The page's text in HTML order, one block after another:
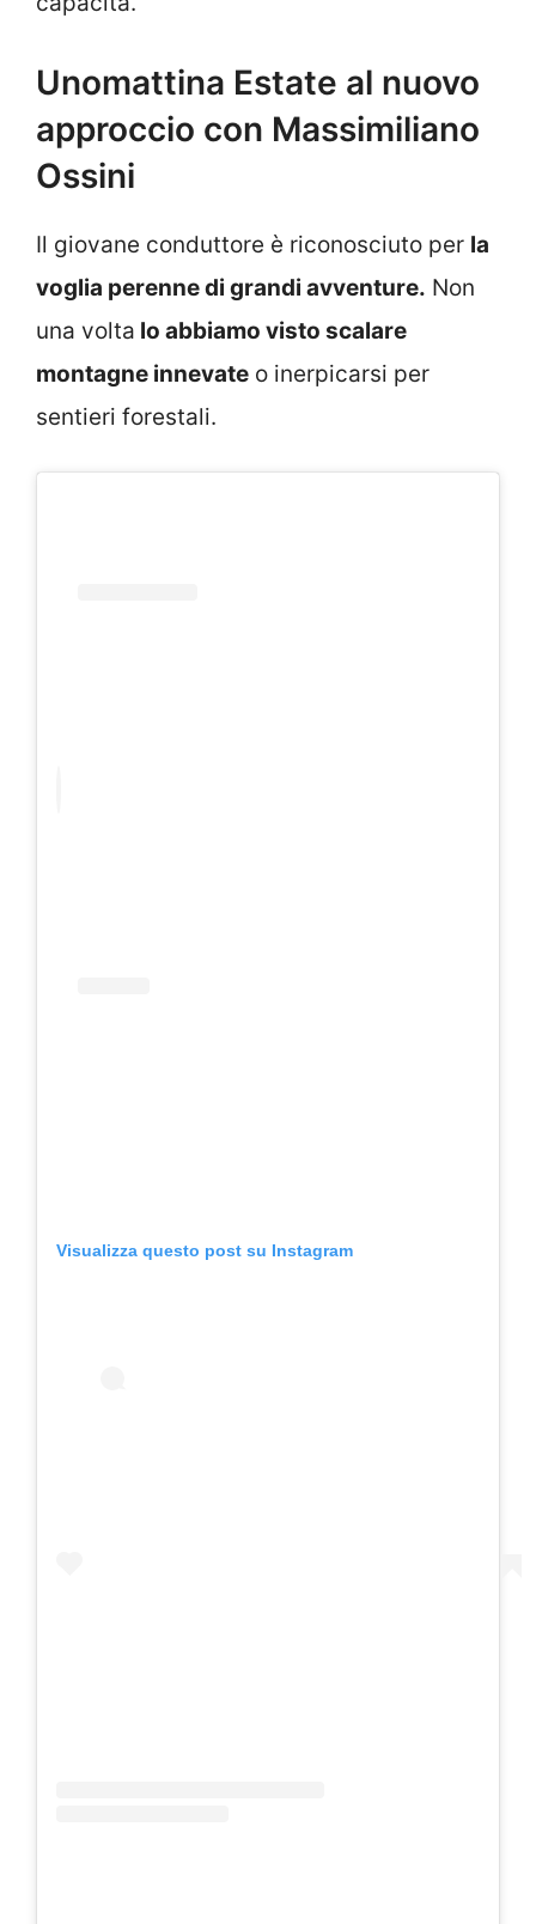
Unomattina Estate al nuovo
approccio con Massimiliano
Ossini
Il giovane conduttore è riconosciuto per la
voglia perenne di grandi avventure. Non
una volta lo abbiamo visto scalare
montagne innevate o inerpicarsi per
sentieri forestali.
Visualizza questo post su Instagram